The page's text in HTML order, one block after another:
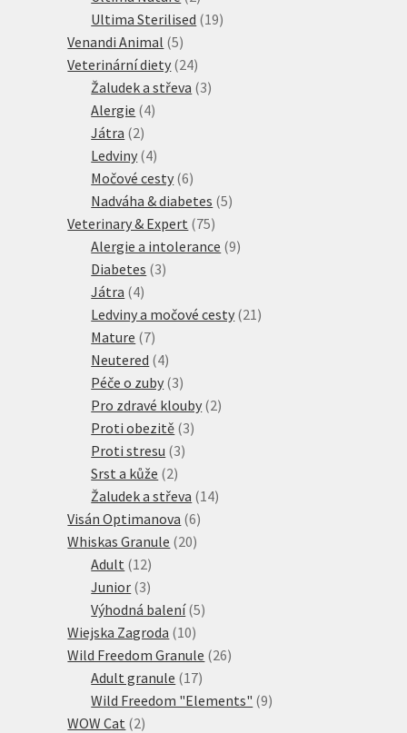
produkty
Ultima Sterilised 1919
Venandi Animal 55
produktů
Veterinární diety 2424
produktů
Žaludek a střeva 33
Alergie 44
Játra 22
produkty
Ledviny 44
produkty
Močové cesty 66
produktů
Nadváha & diabetes 55
Veterinary & Expert 7575
produktů
Alergie a intolerance 99
Diabetes 33
Játra 44
produkty
Ledviny a močové cesty 21 21
Mature 77
produktů
Neutered 44
produkty
Péče o zuby 33
produkty
Pro zdravé klouby 22
Proti obezitě 33
Proti stresu 33
Srst a kůže 22
produkty
Žaludek a střeva 1414
Visán Optimanova 66
produktů
Whiskas Granule 2020
Adult 1212
produktů
Junior 33
produkty
Výhodná balení 55
Wiejska Zagroda 1010
produktů
Wild Freedom Granule 2626
Adult granule 1717
produktů
Wild Freedom "Elements" 99
WOW Cat 22